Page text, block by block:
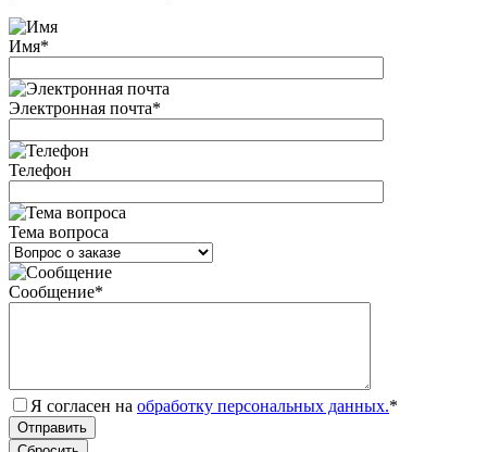
Имя*
Электронная почта*
Телефон
Тема вопроса
Сообщение*
Я согласен на обработку персональных данных.*